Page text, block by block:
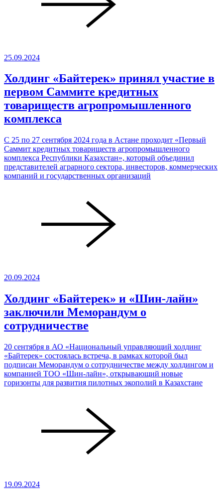
25.09.2024
Холдинг «Байтерек» принял участие в
первом Саммите кредитных
товариществ агропромышленного
комплекса
С 25 по 27 сентября 2024 года в Астане проходит «Первый
Саммит кредитных товариществ агропромышленного
комплекса Республики Казахстан», который объединил
представителей аграрного сектора, инвесторов, коммерческих
компаний и государственных организаций
20.09.2024
Холдинг «Байтерек» и «Шин-лайн»
заключили Меморандум о
сотрудничестве
20 сентября в АО «Национальный управляющий холдинг
«Байтерек» состоялась встреча, в рамках которой был
подписан Меморандум о сотрудничестве между холдингом и
компанией ТОО «Шин-лайн», открывающий новые
горизонты для развития пилотных экополий в Казахстане
19.09.2024